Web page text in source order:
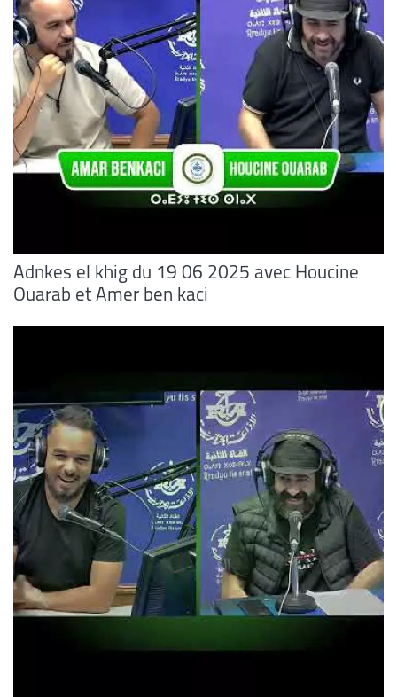
Adnkes el khig du 19 06 2025 avec Houcine
Ouarab et Amer ben kaci